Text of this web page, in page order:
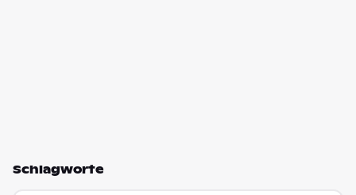
Schlagworte